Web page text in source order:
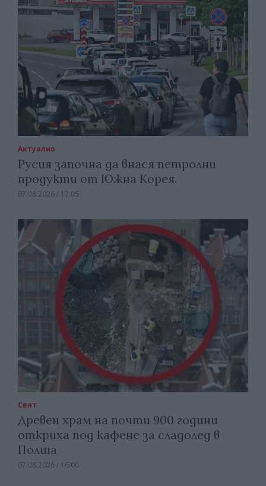
Актуално
Русия започна да внася петролни
продукти от Южна Корея.
07.08.2026 / 17:05
Свят
Древен храм на почти 900 години
откриха под кафене за сладолед в
Полша
07.08.2026 / 16:00